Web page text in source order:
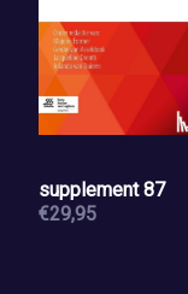
supplement 87
€29,95